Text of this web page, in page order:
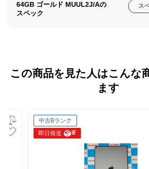
64GB ゴールド MUUL2J/Aの
スペック
ス
この商品を見た人はこんな
ます
中古Bランク
即日発送